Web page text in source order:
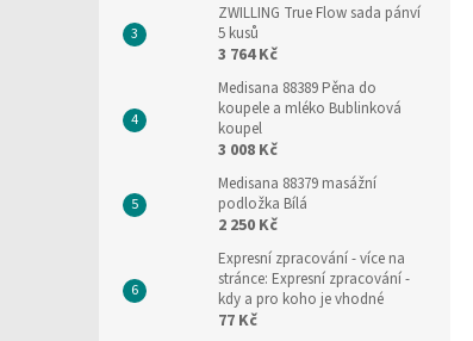
ZWILLING True Flow sada pánví
5 kusů
3 764 Kč
Medisana 88389 Pěna do
koupele a mléko Bublinková
koupel
3 008 Kč
Medisana 88379 masážní
podložka Bílá
2 250 Kč
Expresní zpracování- více na
stránce: Expresní zpracování -
kdy a pro koho je vhodné
77 Kč